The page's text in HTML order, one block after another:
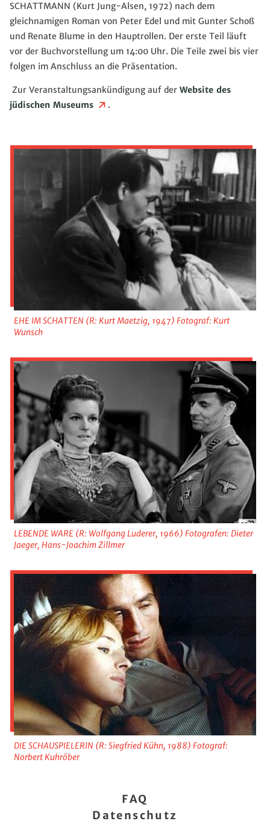
SCHATTMANN (Kurt Jung-Alsen, 1972) nach dem
gleichnamigen Roman von Peter Edel und mit Gunter Schoß
und Renate Blume in den Hauptrollen. Der erste Teil läuft
vor der Buchvorstellung um 14:00 Uhr. Die Teile zwei bis vier
folgen im Anschluss an die Präsentation.
Zur Veranstaltungsankündigung auf der Website des
jüdischen Museums
.
EHE IM SCHATTEN (R: Kurt Maetzig, 1947) Fotograf: Kurt
Wunsch
LEBENDE WARE (R: Wolfgang Luderer, 1966) Fotografen: Dieter
Jaeger, Hans-Joachim Zillmer
DIE SCHAUSPIELERIN (R: Siegfried Kühn, 1988) Fotograf:
Norbert Kuhröber
FAQ
Datenschutz